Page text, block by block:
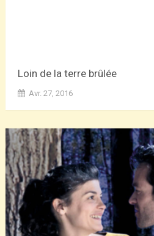
Loin de la terre brûlée
Avr. 27, 2016